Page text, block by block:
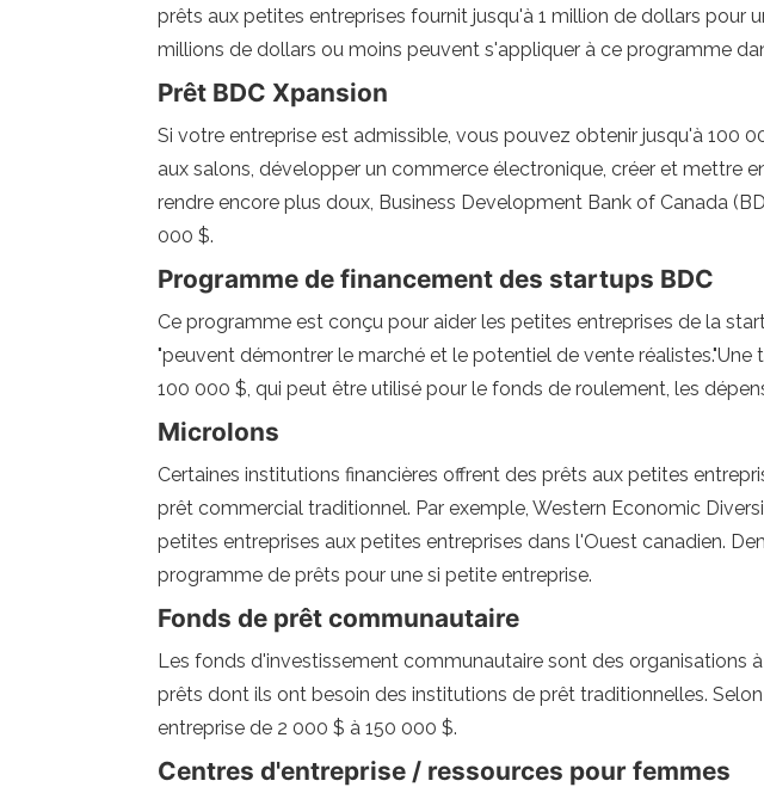
prêts aux petites entreprises fournit jusqu'à 1 million de dollars pour
millions de dollars ou moins peuvent s'appliquer à ce programme
Prêt BDC Xpansion
Si votre entreprise est admissible, vous pouvez obtenir jusqu'à 100
aux salons, développer un commerce électronique, créer et mettre
rendre encore plus doux, Business Development Bank of Canada
000 $.
Programme de financement des startups BDC
Ce programme est conçu pour aider les petites entreprises de la
"peuvent démontrer le marché et le potentiel de vente
100 000 $, qui peut être utilisé pour le fonds de roulement, les
Microlons
Certaines institutions financières offrent des prêts aux petites
prêt commercial traditionnel. Par exemple, Western Economic
petites entreprises aux petites entreprises dans l'Ouest canadien.
programme de prêts pour une si petite entreprise.
Fonds de prêt communautaire
Les fonds d'investissement communautaire sont des organisations
prêts dont ils ont besoin des institutions de prêt traditionnelles.
entreprise de 2 000 $ à 150 000 $.
Centres d'entreprise / ressources pour femmes